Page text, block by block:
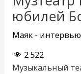
юбилей
Маяк - интервью
2 522
Музыкальный
записям